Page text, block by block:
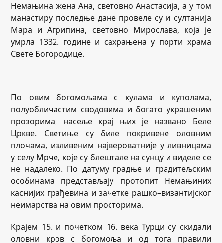
Немањина жена Ана, световно Анастасија, а у том
манастиру последње дане провеле су и султанија
Мара и Агрипина, световно Мирослава, која је
умрла 1332. године и сахрањена у порти храма
Свете Богородице.
По овим богомољама с кулама и куполама,
полуобличастим сводовима и богато украшеним
прозорима, насеље крај њих је названо Беле
Цркве. Светиње су биле покривене оловним
плочама, изливеним највероватније у ливницама
у селу Мрче, које су блештале на сунцу и виделе се
не надалеко. По датуму градње и градитељским
особинама представљају протопит Немањиних
каснијих грађевина и зачетке рашко–византијског
неимарства на овим просторима.
Крајем 15. и почетком 16. века Турци су скидали
оловни кров с богомоља и од тога правили